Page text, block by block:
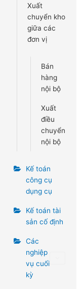
Xuất
chuyển kho
giữa các
đơn vị
Bán
hàng
nội bộ
Xuất
điều
chuyển
nội bộ
Kế toán
công cụ
dụng cụ
Kế toán tài
sản cố định
Các
nghiệp
vụ cuối
kỳ